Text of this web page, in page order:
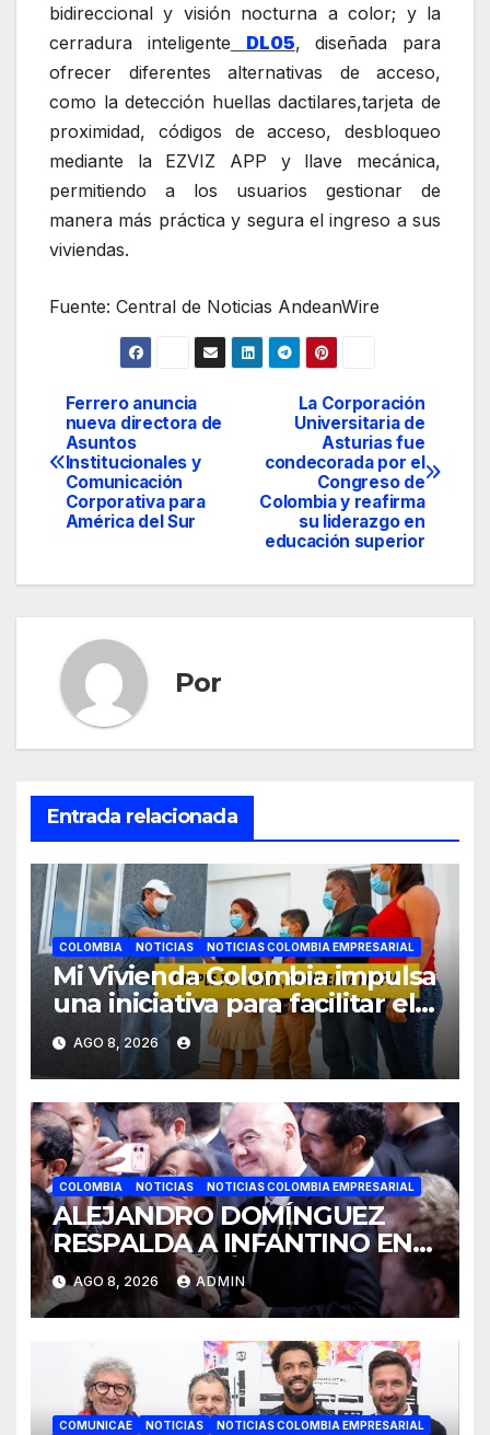
bidireccional y visión nocturna a color; y la
cerradura inteligente
DL05, diseñada para
ofrecer diferentes alternativas de acceso,
como la detección huellas dactilares,tarjeta de
proximidad, códigos de acceso, desbloqueo
mediante la EZVIZ APP y llave mecánica,
permitiendo a los usuarios gestionar de
manera más práctica y segura el ingreso a sus
viviendas.
Fuente: Central de Noticias AndeanWire
Navegación
de
entradas
La Corporación
Universitaria de
Asturias fue
condecorada por el
Congreso de
Colombia y reafirma
su liderazgo en
educación superior
Ferrero anuncia
nueva directora de
Asuntos
Institucionales y
Comunicación
Corporativa para
América del Sur
Por
Entrada relacionada
COLOMBIA NOTICIAS NOTICIAS COLOMBIA EMPRESARIAL
Mi Vivienda Colombia impulsa
una iniciativa para facilitar el
acceso a la vivienda de
familias colombianas
AGO 8, 2026
COLOMBIA NOTICIAS NOTICIAS COLOMBIA EMPRESARIAL
ALEJANDRO DOMÍNGUEZ
RESPALDA A INFANTINO EN
CALI: «ES EL LÍDER DE LA
TRANSFORMACIÓN DEL
FÚTBOL»
AGO 8, 2026 ADMIN
COMUNICAE NOTICIAS NOTICIAS COLOMBIA EMPRESARIAL